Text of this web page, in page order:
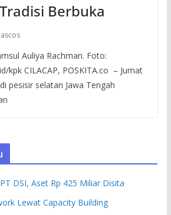
Berbuka
Auliya Rachman. Foto:
kpk CILACAP, POSKITA.co – Jumat
pesisir selatan Jawa Tengah
DSI, Aset Rp 425 Miliar Disita
Lewat Capacity Building